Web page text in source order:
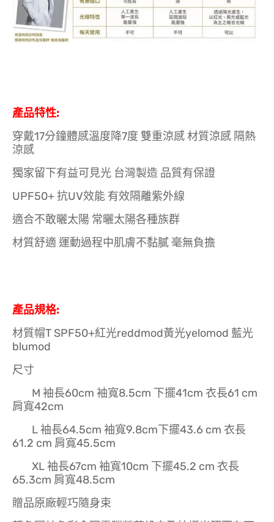
產品特性:
穿戴17分鐘體感溫度降7度 雙重涼感 材質涼感 隔熱
涼感
獨家留下有益可見光 台灣製造 品質有保證
UPF50+ 抗UV效能 有效隔離紫外線
適合不敢曬太陽 常曬太陽各種族群
材質舒適 運動過程中肌膚不黏膩 毫無負擔
產品規格:
材質帽T SPF50+紅光reddmod黃光yelomod 藍光
blumod
尺寸
M 袖長60cm 袖寬8.5cm 下擺41cm 衣長61 cm
肩寬42cm
L 袖長64.5cm 袖寬9.8cm下擺43.6 cm 衣長
61.2 cm 肩寬45.5cm
XL 袖長67cm 袖寬10cm 下擺45.2 cm 衣長
65.3cm 肩寬48.5cm
贈品原廠輕巧隨身束